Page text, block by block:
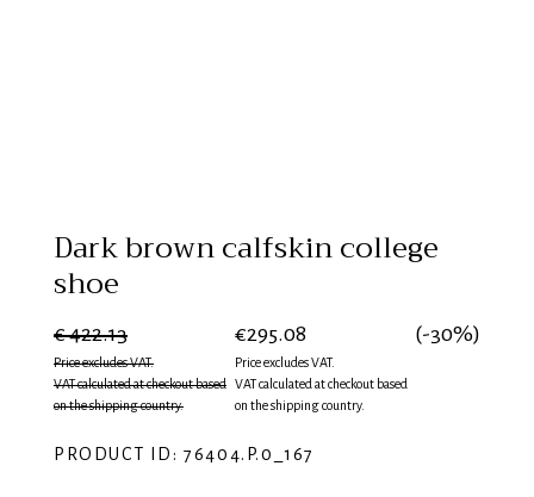
Dark brown calfskin college
shoe
€ 422.13
Price excludes VAT.
VAT calculated at checkout based
on the shipping country.
€295.08
Price excludes VAT.
VAT calculated at checkout based
on the shipping country.
(-30%)
PRODUCT ID: 76404.P.0_167